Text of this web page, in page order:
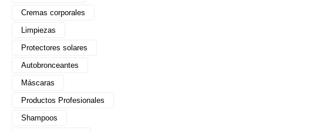
Cremas corporales
Limpiezas
Protectores solares
Autobronceantes
Máscaras
Productos Profesionales
Shampoos